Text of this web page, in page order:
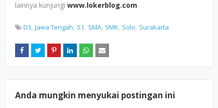
lainnya kunjungi www.lokerblog.com
D3 Jawa Tengah S1 SMA SMK Solo Surakarta
Anda mungkin menyukai postingan ini